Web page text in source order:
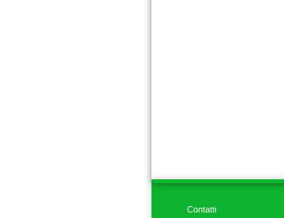
Contatti